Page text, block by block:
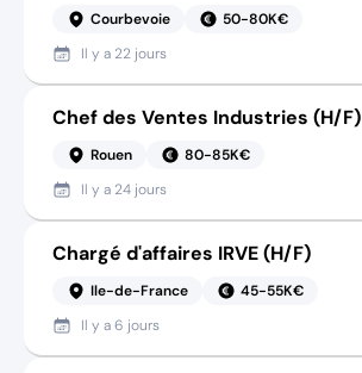
Courbevoie
50-80K€
Il y a 22 jours
Chef des Ventes Industries (H/F)
Rouen
80-85K€
Il y a 24 jours
Chargé d'affaires IRVE (H/F)
Ile-de-France
45-55K€
Il y a6 jours